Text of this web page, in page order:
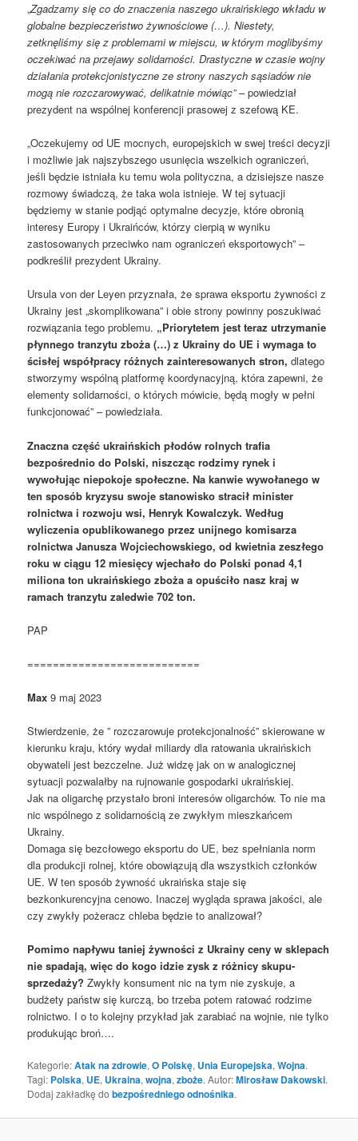
„Zgadzamy się co do znaczenia naszego ukraińskiego wkładu w
globalne bezpieczeństwo żywnościowe (…). Niestety,
zetknęliśmy się z problemami w miejscu, w którym moglibyśmy
oczekiwać na przejawy solidarności. Drastyczne w czasie wojny
działania protekcjonistyczne ze strony naszych sąsiadów nie
mogą nie rozczarowywać, delikatnie mówiąc”– powiedział
prezydent na wspólnej konferencji prasowej z szefową KE.
„Oczekujemy od UE mocnych, europejskich w swej treści decyzji
i możliwie jak najszybszego usunięcia wszelkich ograniczeń,
jeśli będzie istniała ku temu wola polityczna, a dzisiejsze nasze
rozmowy świadczą, że taka wola istnieje. W tej sytuacji
będziemy w stanie podjąć optymalne decyzje, które obronią
interesy Europy i Ukraińców, którzy cierpią w wyniku
zastosowanych przeciwko nam ograniczeń eksportowych” –
podkreślił prezydent Ukrainy.
Ursula von der Leyen przyznała, że sprawa eksportu żywności z
Ukrainy jest „skomplikowana” i obie strony powinny poszukiwać
rozwiązania tego problemu. „Priorytetem jest teraz utrzymanie
płynnego tranzytu zboża (…) z Ukrainy do UE i wymaga to
ścisłej współpracy różnych zainteresowanych stron, dlatego
stworzymy wspólną platformę koordynacyjną, która zapewni, że
elementy solidarności, o których mówicie, będą mogły w pełni
funkcjonować” – powiedziała.
Znaczna część ukraińskich płodów rolnych trafia
bezpośrednio do Polski, niszcząc rodzimy rynek i
wywołując niepokoje społeczne. Na kanwie wywołanego w
ten sposób kryzysu swoje stanowisko stracił minister
rolnictwa i rozwoju wsi, Henryk Kowalczyk. Według
wyliczenia opublikowanego przez unijnego komisarza
rolnictwa Janusza Wojciechowskiego, od kwietnia zeszłego
roku w ciągu 12 miesięcy wjechało do Polski ponad 4,1
miliona ton ukraińskiego zboża a opuściło nasz kraj w
ramach tranzytu zaledwie 702 ton.
PAP
===========================
Max9 maj 2023
Stwierdzenie, że ” rozczarowuje protekcjonalność” skierowane w
kierunku kraju, który wydał miliardy dla ratowania ukraińskich
obywateli jest bezczelne. Już widzę jak on w analogicznej
sytuacji pozwalałby na rujnowanie gospodarki ukraińskiej.
Jak na oligarchę przystało broni interesów oligarchów. To nie ma
nic wspólnego z solidarnością ze zwykłym mieszkańcem
Ukrainy.
Domaga się bezcłowego eksportu do UE, bez spełniania norm
dla produkcji rolnej, które obowiązują dla wszystkich członków
UE. W ten sposób żywność ukraińska staje się
bezkonkurencyjna cenowo. Inaczej wygląda sprawa jakości, ale
czy zwykły pożeracz chleba będzie to analizował?
Pomimo napływu taniej żywności z Ukrainy ceny w sklepach
nie spadają, więc do kogo idzie zysk z różnicy skupu-
sprzedaży?Zwykły konsument nic na tym nie zyskuje, a
budżety państw się kurczą, bo trzeba potem ratować rodzime
rolnictwo. I o to kolejny przykład jak zarabiać na wojnie, nie tylko
produkując broń….
Kategorie:Atak na zdrowie,O Polskę, Unia Europejska,Wojna.
Tagi: Polska, UE, Ukraina,wojna,zboże. Autor:Mirosław Dakowski.
Dodaj zakładkę dobezpośredniego odnośnika.